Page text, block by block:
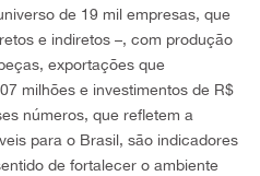
de 19 mil empresas, que
e indiretos –, com produção
exportações que
milhões e investimentos de R$
números, que refletem a
para o Brasil, são indicadores
de fortalecer o ambiente